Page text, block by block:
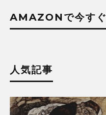
AMAZONで今すぐ
人気記事